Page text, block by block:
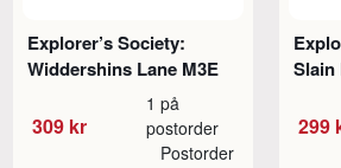
Explorer’s Society:
Widdershins Lane M3E
309 kr
1 på
postorder
Postorder
Slain
299